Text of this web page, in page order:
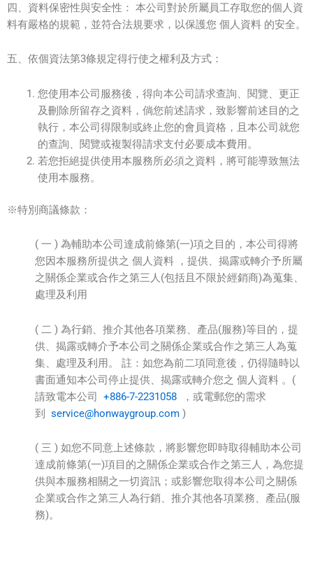
四、資料保密性與安全性： 本公司對於所屬員工存取您的個人資
料有嚴格的規範，並符合法規要求，以保護您 個人資料 的安全。
五、依個資法第3條規定得行使之權利及方式：
您使用本公司服務後，得向本公司請求查詢、閱覽、更正
及刪除所留存之資料，倘您前述請求，致影響前述目的之
執行，本公司得限制或終止您的會員資格，且本公司就您
的查詢、閱覽或複製得請求支付必要成本費用。
若您拒絕提供使用本服務所必須之資料，將可能導致無法
使用本服務。
※特別商議條款：
( 一 ) 為輔助本公司達成前條第(一)項之目的，本公司得將
您因本服務所提供之 個人資料 ，提供、揭露或轉介予所屬
之關係企業或合作之第三人(包括且不限於經銷商)為蒐集、
處理及利用
( 二 ) 為行銷、推介其他各項業務、產品(服務)等目的，提
供、揭露或轉介予本公司之關係企業或合作之第三人為蒐
集、處理及利用。 註：如您為前二項同意後，仍得隨時以
書面通知本公司停止提供、揭露或轉介您之 個人資料 。(
請致電本公司 +886-7-2231058 ，或電郵您的需求
到 service@honwaygroup.com )
( 三 ) 如您不同意上述條款，將影響您即時取得輔助本公司
達成前條第(一)項目的之關係企業或合作之第三人，為您提
供與本服務相關之一切資訊；或影響您取得本公司之關係
企業或合作之第三人為行銷、推介其他各項業務、產品(服
務)。